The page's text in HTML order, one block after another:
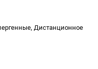
Дистанционное